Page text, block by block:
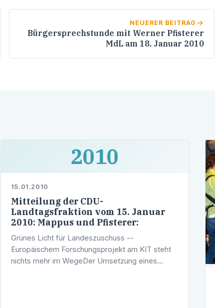
NEUERER BEITRAG
Bürgersprechstunde mit Werner Pfisterer
MdL am 18. Januar 2010
2010
15.01.2010
Mitteilung der CDU-
Landtagsfraktion vom 15. Januar
2010: Mappus und Pfisterer:
Grünes Licht für Landeszuschuss --
Europäischem Forschungsprojekt am KIT steht
nichts mehr im WegeDer Umsetzung eines